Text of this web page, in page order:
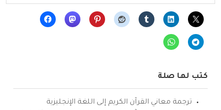
كتب لها صلة
ترجمة معاني القرآن الكريم إلى اللغة الإنجليزية